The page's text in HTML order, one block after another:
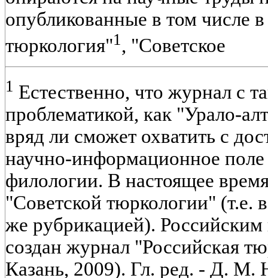
опубликованные в том числе
тюркология"1, "Советское
1 Естественно, что журнал с
проблематикой, как "Урало-
вряд ли сможет охватить с
научно-информационное
филологии. В настоящее
"Советской тюркологии" (т.е.
же рубрикацией). Российским
создан журнал "Российская
Казань, 2009). Гл. ред. - Д. М.